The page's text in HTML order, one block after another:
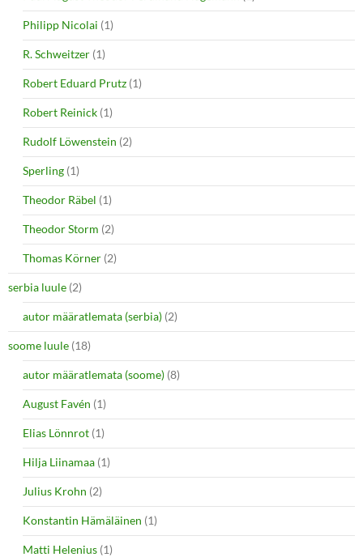
Philipp Nicolai (1)
R. Schweitzer (1)
Robert Eduard Prutz (1)
Robert Reinick (1)
Rudolf Löwenstein (2)
Sperling (1)
Theodor Räbel (1)
Theodor Storm (2)
Thomas Körner (2)
serbia luule (2)
autor määratlemata (serbia) (2)
soome luule (18)
autor määratlemata (soome) (8)
August Favén (1)
Elias Lönnrot (1)
Hilja Liinamaa (1)
Julius Krohn (2)
Konstantin Hämäläinen (1)
Matti Helenius (1)